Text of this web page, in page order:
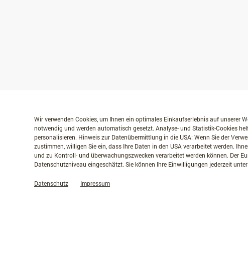
Wir verwenden Cookies, um Ihnen ein optimales Einkaufserlebnis auf unserer
notwendig und werden automatisch gesetzt. Analyse- und Statistik-Cookies
personalisieren. Hinweis zur Datenübermittlung in die USA: Wenn Sie der
zustimmen, willigen Sie ein, dass Ihre Daten in den USA verarbeitet werden.
und zu Kontroll- und überwachungszwecken verarbeitet werden können. Der
Datenschutzniveau eingeschätzt. Sie können Ihre Einwilligungen jederzeit
Datenschutz Impressum